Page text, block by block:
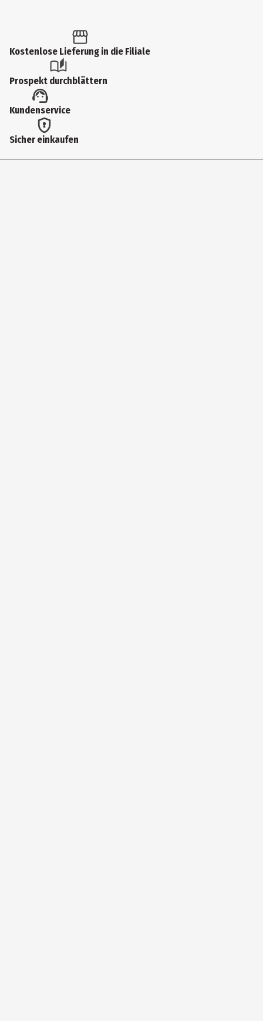
Motivgruppe Puzzles
Landschaften
puzzleArtist
Kinkade, Thomas
Altersempfehlung ab
Kostenlose Lieferung in die Filiale
Prospekt durchblättern
Kundenservice
Sicher einkaufen